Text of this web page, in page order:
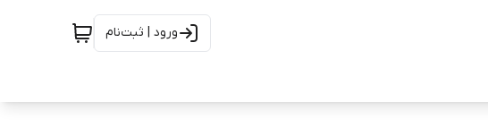
ورود | ثبت‌نام